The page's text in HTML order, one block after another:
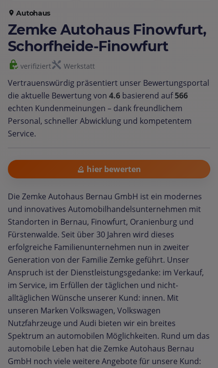
Autohaus
Zemke Autohaus Finowfurt,
Schorfheide-Finowfurt
verifiziert Werkstatt
Vertrauenswürdig präsentiert unser Bewertungsportal
die aktuelle Bewertung von 4.6 basierend auf566
echten Kundenmeinungen – dank freundlichem
Personal, schneller Abwicklung und kompetentem
Service.
hier bewerten
Die Zemke Autohaus Bernau GmbH ist ein modernes
und innovatives Automobilhandelsunternehmen mit
Standorten in Bernau, Finowfurt, Oranienburg und
Fürstenwalde. Seit über 30 Jahren wird dieses
erfolgreiche Familienunternehmen nun in zweiter
Generation von der Familie Zemke geführt. Unser
Anspruch ist der Dienstleistungsgedanke: im Verkauf,
im Service, im Erfüllen der täglichen und nicht-
alltäglichen Wünsche unserer Kund: innen. Mit
unseren Marken Volkswagen, Volkswagen
Nutzfahrzeuge und Audi bieten wir ein breites
Spektrum an automobilen Möglichkeiten. Rund um das
automobile Leben hat die Zemke Autohaus Bernau
GmbH noch viele weitere Angebote für unsere Kund: